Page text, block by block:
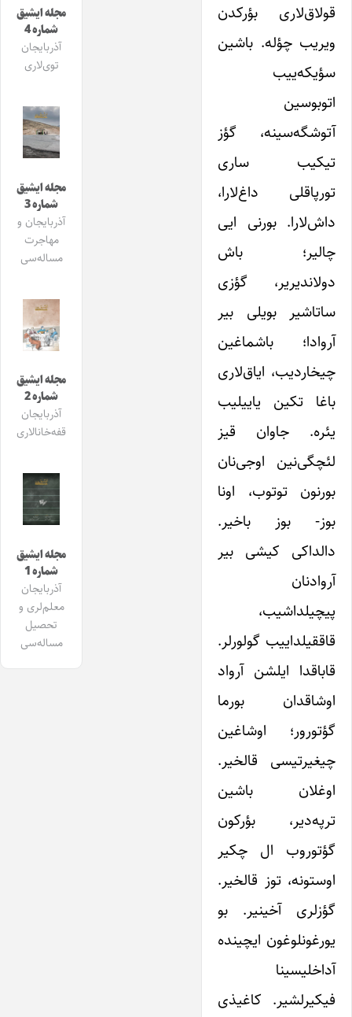
قولاق‌لاری بؤرکدن
ویریب چؤله. باشین
سؤیکه‌ییب
اتوبوسین
آتوشگه‌سینه، گؤز
تیکیب ساری
تورپاقلی داغ‌لارا،
داش‌لارا. بورنی ایی
چالیر؛ باش
دولاندیریر، گؤزی
ساتاشیر بویلی بیر
آروادا؛ باشماغین
چیخاردیب، ایاق‌لاری
باغا تکین یاییلیب
یئره. جاوان قیز
لئچگی‌نین اوجی‌نان
بورنون توتوب، اونا
بوز- بوز باخیر.
دالداکی کیشی بیر
آروادنان
پیچیلداشیب،
قاققیلداییب گولورلر.
قاباقدا ایلشن آرواد
اوشاقدان بورما
گؤتورور؛ اوشاغین
چیغیرتیسی قالخیر.
اوغلان باشین
ترپه‌دیر، بؤرکون
گؤتوروب ال چکیر
اوستونه، توز قالخیر.
گؤز‌لری آخینیر. بو
یورغونلوغون ایچینده
آداخلیسینا
فیکیرلشیر. کاغیذی
مجله ایشیق
شماره 4
آذربایجان
توی‌لاری
مجله ایشیق
شماره 3
آذربایجان و
مهاجرت
مساله‌سی
مجله ایشیق
شماره 2
آذربایجان
قفه‌خانالاری
مجله ایشیق
شماره 1
آذربایجان
معلم‌لری و
تحصیل
مساله‌سی